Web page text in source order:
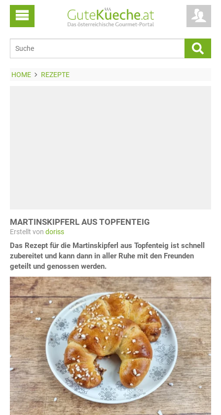
HOME REZEPTE
MARTINSKIPFERL AUS TOPFENTEIG
Erstellt von doriss
Das Rezept für die Martinskipferl aus Topfenteig ist schnell
zubereitet und kann dann in aller Ruhe mit den Freunden
geteilt und genossen werden.